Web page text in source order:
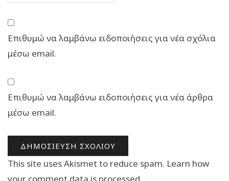
Επιθυμώ να λαμβάνω ειδοποιήσεις για νέα σχόλια
μέσω email.
Επιθυμώ να λαμβάνω ειδοποιήσεις για νέα άρθρα
μέσω email.
This site uses Akismet to reduce spam. Learn how
your comment data is processed.